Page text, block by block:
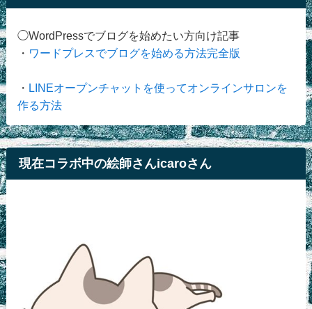
◯WordPressでブログを始めたい方向け記事
・ ワードプレスでブログを始める方法完全版
・ LINEオープンチャットを使ってオンラインサロンを
作る方法
現在コラボ中の絵師さんicaroさん